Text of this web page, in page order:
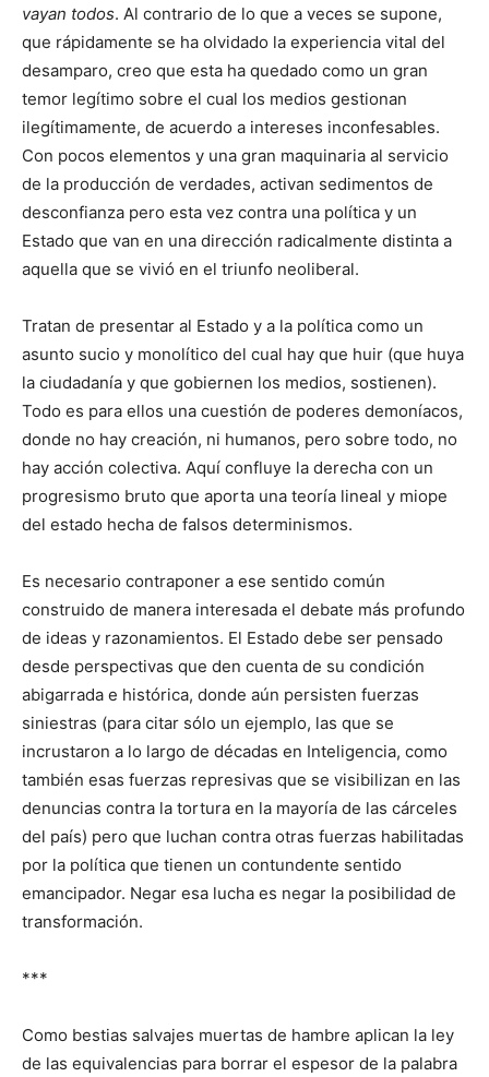
vayan todos. Al contrario de lo que a veces se supone,
que rápidamente se ha olvidado la experiencia vital del
desamparo, creo que esta ha quedado como un gran
temor legítimo sobre el cual los medios gestionan
ilegítimamente, de acuerdo a intereses inconfesables.
Con pocos elementos y una gran maquinaria al servicio
de la producción de verdades, activan sedimentos de
desconfianza pero esta vez contra una política y un
Estado que van en una dirección radicalmente distinta a
aquella que se vivió en el triunfo neoliberal.
Tratan de presentar al Estado y a la política como un
asunto sucio y monolítico del cual hay que huir (que huya
la ciudadanía y que gobiernen los medios, sostienen).
Todo es para ellos una cuestión de poderes demoníacos,
donde no hay creación, ni humanos, pero sobre todo, no
hay acción colectiva. Aquí confluye la derecha con un
progresismo bruto que aporta una teoría lineal y miope
del estado hecha de falsos determinismos.
Es necesario contraponer a ese sentido común
construido de manera interesada el debate más profundo
de ideas y razonamientos. El Estado debe ser pensado
desde perspectivas que den cuenta de su condición
abigarrada e histórica, donde aún persisten fuerzas
siniestras (para citar sólo un ejemplo, las que se
incrustaron a lo largo de décadas en Inteligencia, como
también esas fuerzas represivas que se visibilizan en las
denuncias contra la tortura en la mayoría de las cárceles
del país) pero que luchan contra otras fuerzas habilitadas
por la política que tienen un contundente sentido
emancipador. Negar esa lucha es negar la posibilidad de
transformación.
***
Como bestias salvajes muertas de hambre aplican la ley
de las equivalencias para borrar el espesor de la palabra